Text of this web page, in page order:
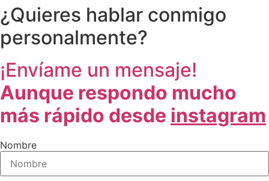
¿Quieres hablar conmigo
personalmente?
¡Envíame un mensaje!
Aunque respondo mucho
más rápido desde instagram
Nombre